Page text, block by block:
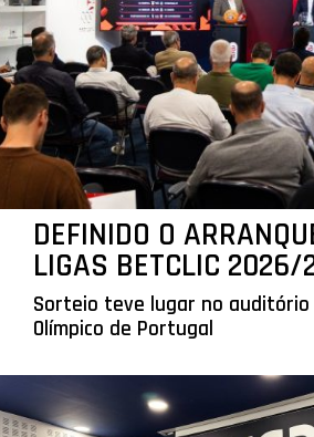
DEFINIDO O
LIGAS BETCLIC 2026/
Sorteio teve lugar no auditório
Olímpico de Portugal